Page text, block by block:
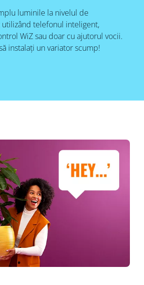
luminile la nivelul de
telefonul inteligent,
WiZ sau doar cu ajutorul vocii.
instalați un variator scump!